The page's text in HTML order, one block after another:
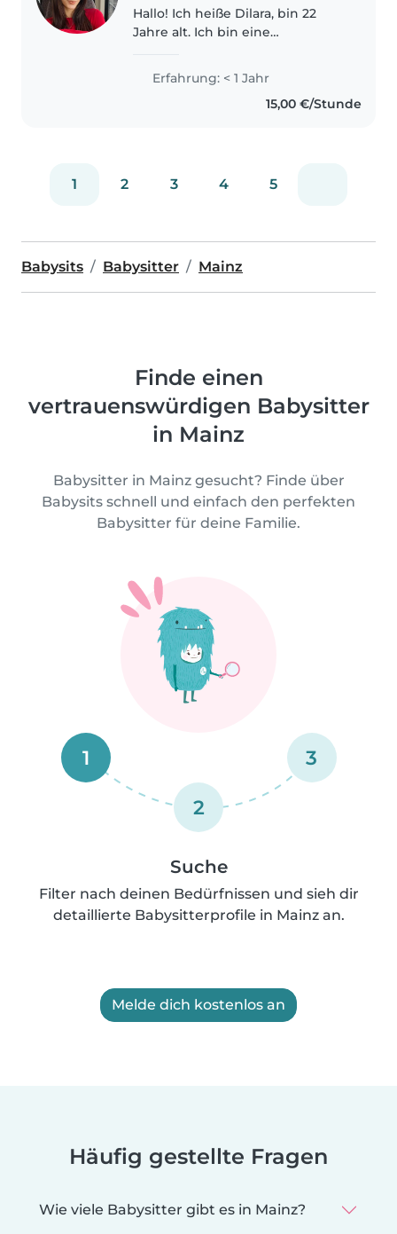
Hallo! Ich heiße Dilara, bin 22
Jahre alt. Ich bin eine
zuverlässige Person, die gerne
Verantwortung übernimmt. In
meiner Freizeit lese ich gerne,
Erfahrung: < 1 Jahr
15,00 €/Stunde
1 2 3 4 5
Babysits Babysitter Mainz
Finde einen
vertrauenswürdigen Babysitter
in Mainz
Babysitter in Mainz gesucht? Finde über
Babysits schnell und einfach den perfekten
Babysitter für deine Familie.
1
2
3
Suche
Filter nach deinen Bedürfnissen und sieh dir
detaillierte Babysitterprofile in Mainz an.
Melde dich kostenlos an
Häufig gestellte Fragen
Wie viele Babysitter gibt es in Mainz?